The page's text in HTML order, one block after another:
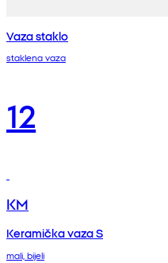
Vaza staklo
staklena vaza
12
KM
Keramička vaza S
mali, bijeli